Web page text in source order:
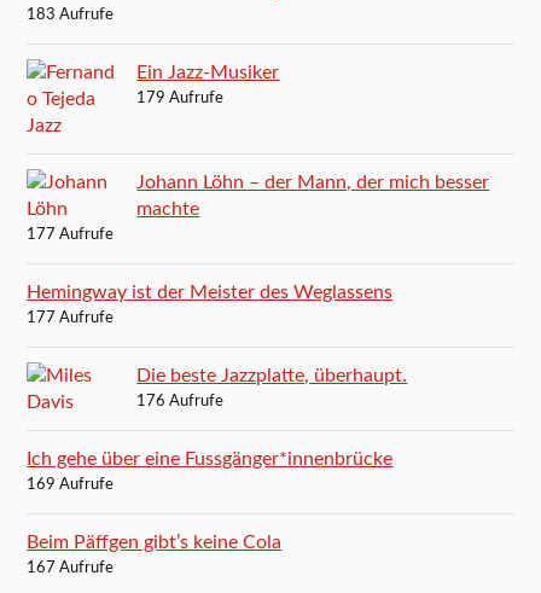
183 Aufrufe
Ein Jazz-Musiker
179 Aufrufe
Johann Löhn – der Mann, der mich besser
machte
177 Aufrufe
Hemingway ist der Meister des Weglassens
177 Aufrufe
Die beste Jazzplatte, überhaupt.
176 Aufrufe
Ich gehe über eine Fussgänger*innenbrücke
169 Aufrufe
Beim Päffgen gibt’s keine Cola
167 Aufrufe